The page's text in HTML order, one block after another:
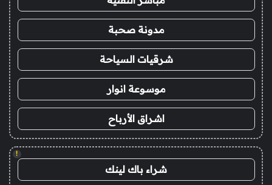
مدونة صحبة
شرقيات السياحة
موسوعة انوار
اشراق الأرباح
!
شراء باك لينك